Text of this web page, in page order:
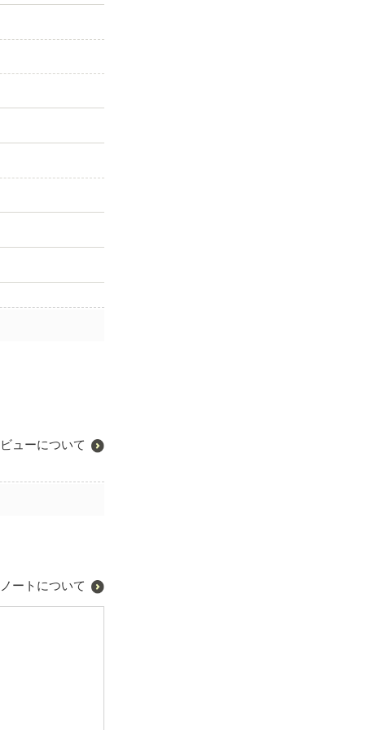
ューについて
ートについて